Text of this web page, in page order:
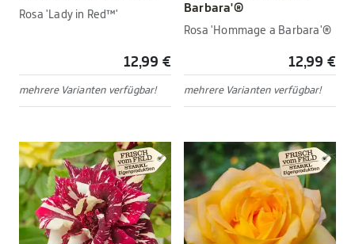
Rosa 'Lady in Red™'
12,99 €
mehrere Varianten verfügbar!
Barbara'®
Rosa 'Hommage a Barbara'®
12,99 €
mehrere Varianten verfügbar!